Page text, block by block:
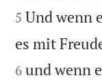
5 Und wenn
es mit
6 und wenn